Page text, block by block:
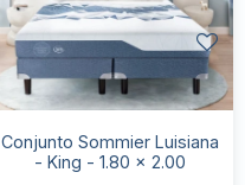
Conjunto Sommier Luisiana
- King - 1.80 x 2.00